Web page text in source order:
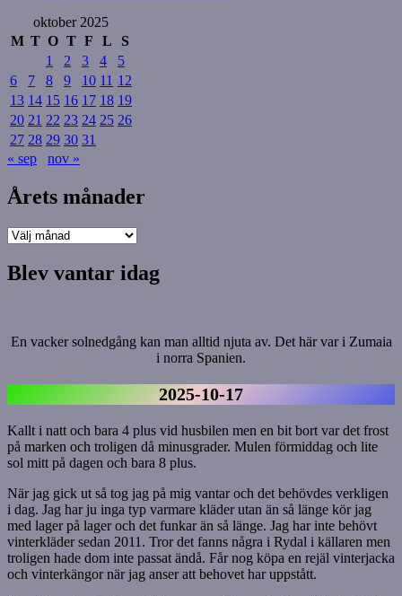
oktober 2025
M T O T F L
S
1
2 3 4
5
6
7 8 9 10 11 12
13 14 15 16 17 18 19
20 21 22 23 24 25 26
27 28 29 30 31
« sep
nov »
Årets månader
Årets
Blev vantar idag
En vacker solnedgång kan man alltid njuta av. Det här var i Zumaia
i norra Spanien.
2025-10-17
Kallt i natt och bara 4 plus vid husbilen men en bit bort var det frost
på marken och troligen då minusgrader. Mulen förmiddag och lite
sol mitt på dagen och bara 8 plus.
När jag gick ut så tog jag på mig vantar och det behövdes verkligen
i dag. Jag har ju inga typ varmare kläder utan än så länge kör jag
med lager på lager och det funkar än så länge. Jag har inte behövt
vinterkläder sedan 2011. Tror det fanns några i Rydal i källaren men
troligen hade dom inte passat ändå. Får nog köpa en rejäl vinterjacka
och vinterkängor när jag anser att behovet har uppstått.